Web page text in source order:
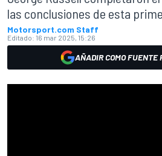
las conclusiones de esta
Motorsport.com Staff
Editado: 16 mar 2025, 15:26
AÑADIR COMO FUENTE